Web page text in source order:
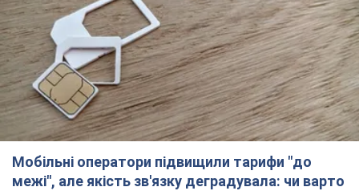
Мобільні оператори підвищили тарифи "до
межі", але якість зв'язку деградувала: чи варто